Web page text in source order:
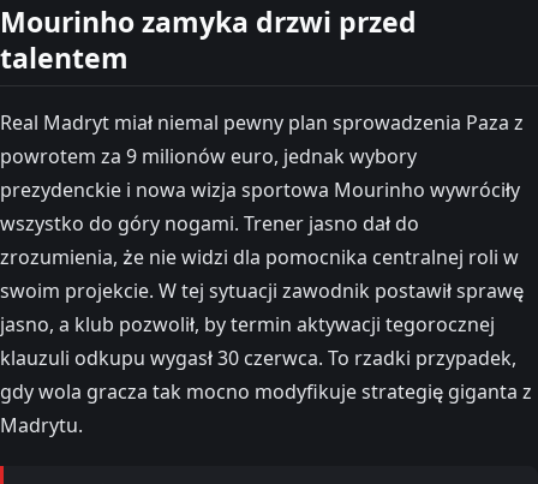
Mourinho zamyka drzwi przed
talentem
Real Madryt miał niemal pewny plan sprowadzenia Paza z
powrotem za 9 milionów euro, jednak wybory
prezydenckie i nowa wizja sportowa Mourinho wywróciły
wszystko do góry nogami. Trener jasno dał do
zrozumienia, że nie widzi dla pomocnika centralnej roli w
swoim projekcie. W tej sytuacji zawodnik postawił sprawę
jasno, a klub pozwolił, by termin aktywacji tegorocznej
klauzuli odkupu wygasł 30 czerwca. To rzadki przypadek,
gdy wola gracza tak mocno modyfikuje strategię giganta z
Madrytu.